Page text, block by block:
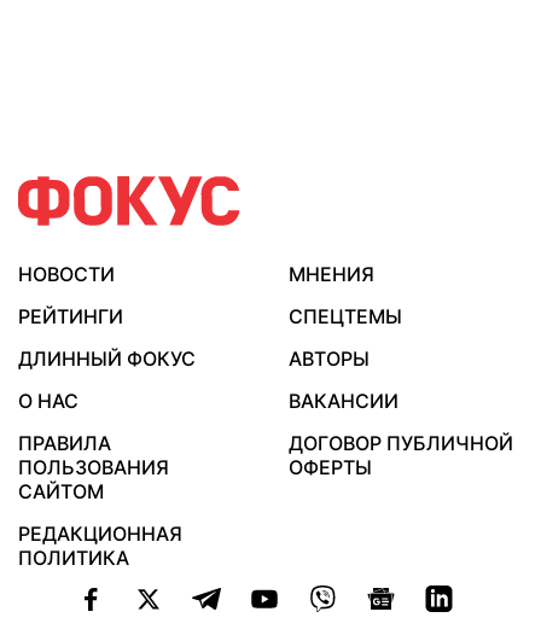
НОВОСТИ
МНЕНИЯ
РЕЙТИНГИ
СПЕЦТЕМЫ
ДЛИННЫЙ ФОКУС
АВТОРЫ
О НАС
ВАКАНСИИ
ПРАВИЛА
ПОЛЬЗОВАНИЯ
САЙТОМ
ДОГОВОР ПУБЛИЧНОЙ
ОФЕРТЫ
РЕДАКЦИОННАЯ
ПОЛИТИКА